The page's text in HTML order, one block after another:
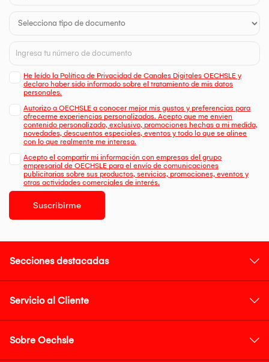
He leído la Política de Privacidad de Canales Digitales OECHSLE y
declaro haber sido informado sobre el tratamiento de mis datos
personales.
Autorizo a OECHSLE a conocer mejor mis gustos y preferencias para
ofrecerme experiencias personalizadas. Acepto que me envien
contenido personalizado, exclusivo, promociones hechas a mi medida,
novedades, descuentos especiales, eventos y todo lo que se alinee
con lo que realmente me interesa.
Acepto el compartir mi información con empresas del grupo
empresarial de OECHSLE para el envío de comunicaciones
publicitarias sobre sus productos, servicios, promociones, eventos y
otras actividades comerciales de interés.
Suscribirme
Secciones destacadas
Servicio al Cliente
Sobre Oechsle